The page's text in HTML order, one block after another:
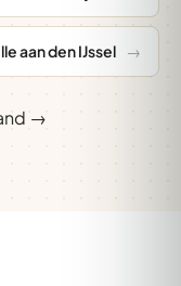
aan den IJssel
→